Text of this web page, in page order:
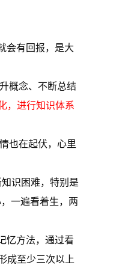
会有回报，是大
概念、不断总结
，进行知识体系
也在起伏，心里
识困难，特别是
一遍看着生，两
忆方法，通过看
成至少三次以上